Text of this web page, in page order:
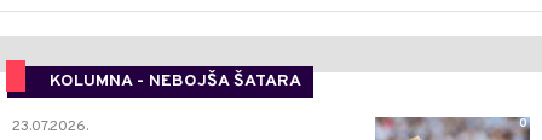
KOLUMNA - NEBOJŠA ŠATARA
0
23.07.2026.